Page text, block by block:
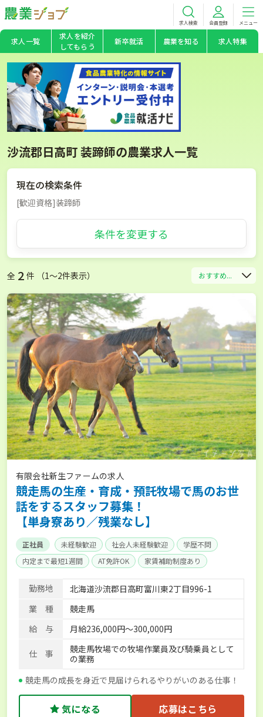
求人検索 会員登録 メニュー
求人一覧
求人を紹介
してもらう
新卒就活 農業を知る 求人特集
沙流郡日高町 装蹄師の農業求人一覧
現在の検索条件
[歓迎資格]装蹄師
条件を変更する
全 2 件 （1〜2件表示） おすすめ...
有限会社新生ファームの求人
競走馬の生産・育成・預託牧場で馬のお世
話をするスタッフ募集！
【単身寮あり／残業なし】
正社員 未経験歓迎 社会人未経験歓迎
学歴不問
内定まで最短1週間
AT免許OK
家賃補助制度あり
残業月20時間以内
経験者優遇 社会保険完備 単身寮あり
勤務地
北海道沙流郡日高町富川東2丁目996-1
業 種
競走馬
給 与
月給236,000円〜300,000円
仕 事
競走馬牧場での牧場作業員及び騎乗員として
の業務
競走馬の成長を身近で見届けられるやりがいのある仕事！
気になる 応募はこちら